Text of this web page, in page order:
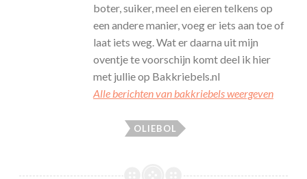
boter, suiker, meel en eieren telkens op
een andere manier, voeg er iets aan toe of
laat iets weg. Wat er daarna uit mijn
oventje te voorschijn komt deel ik hier
met jullie op Bakkriebels.nl
Alle berichten van bakkriebels weergeven
OLIEBOL